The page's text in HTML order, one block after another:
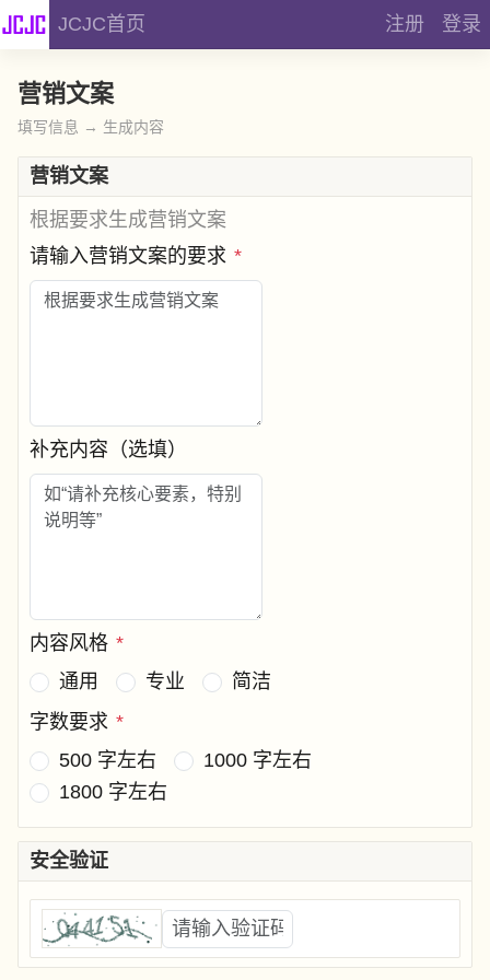
JCJC首页 注册 登录
营销文案
填写信息 → 生成内容
营销文案
根据要求生成营销文案
请输入营销文案的要求 *
补充内容（选填）
内容风格 *
通用
专业
简洁
字数要求 *
500 字左右
1000 字左右
1800 字左右
安全验证